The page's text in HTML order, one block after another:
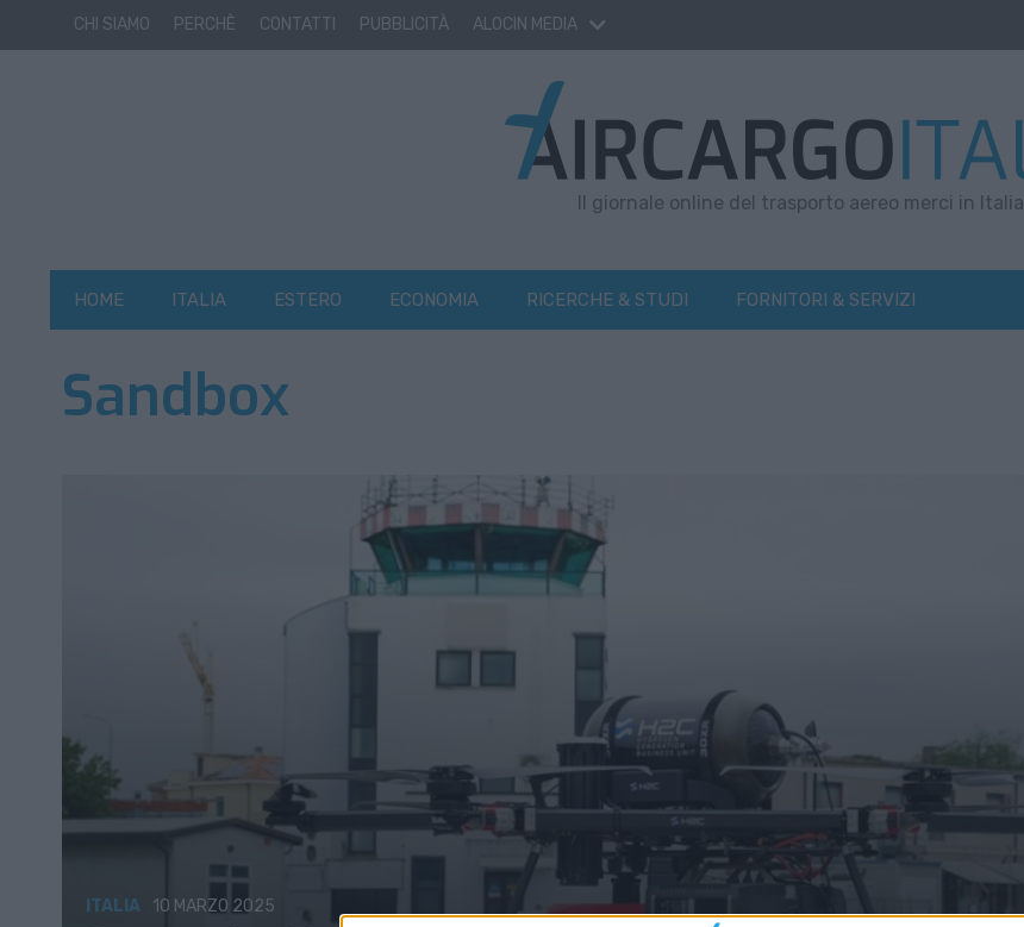
CHI SIAMO PERCHÈ CONTATTI PUBBLICITÀ ALOCIN MEDIA
Il giornale online del trasporto aereo merci in Italia
HOME ITALIA ESTERO ECONOMIA RICERCHE & STUDI FORNITORI & SERVIZI
Sandbox
ITALIA 10 MARZO 2025